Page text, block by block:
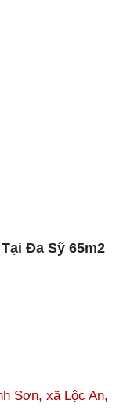
Đa Sỹ 65m2
Sơn, xã Lộc An,